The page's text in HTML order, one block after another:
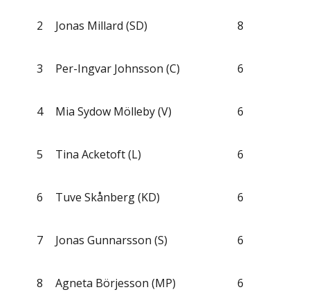
2 Jonas Millard (SD) 8
3 Per-Ingvar Johnsson (C) 6
4 Mia Sydow Mölleby (V) 6
5 Tina Acketoft (L) 6
6 Tuve Skånberg (KD) 6
7 Jonas Gunnarsson (S) 6
8 Agneta Börjesson (MP) 6